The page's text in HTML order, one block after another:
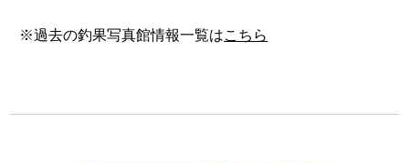
※過去の釣果写真館情報一覧はこちら